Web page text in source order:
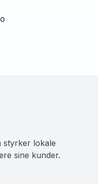
styrker lokale
sine kunder.